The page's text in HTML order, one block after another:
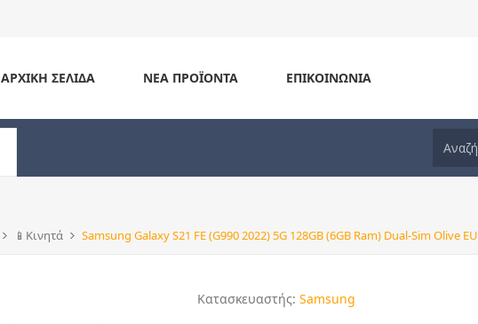
ΑΡΧΙΚΉ ΣΕΛΊΔΑ ΝΈΑ ΠΡΟΪΌΝΤΑ ΕΠΙΚΟΙΝΩΝΊΑ
📱Κινητά Samsung Galaxy S21 FE (G990 2022) 5G 128GB (6GB Ram) Dual-Sim Olive EU
Κατασκευαστής: Samsung